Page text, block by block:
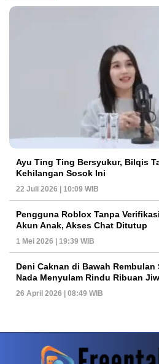
Ayu Ting Ting Bersyukur, Bilqis
Kehilangan Sosok Ini
22 Juli 2026 | 10:09 WIB
Pengguna Roblox Tanpa
Akun Anak, Akses Chat Ditutup
1 Mei 2026 | 19:39 WIB
Deni Caknan di Bawah
Nada Menyulam Rindu Ribuan
26 April 2026 | 08:49 WIB
PETIR800 LOGIN Banyak